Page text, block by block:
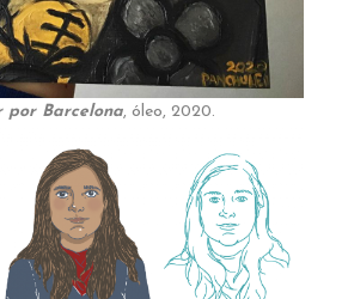
por Barcelona, óleo, 2020.